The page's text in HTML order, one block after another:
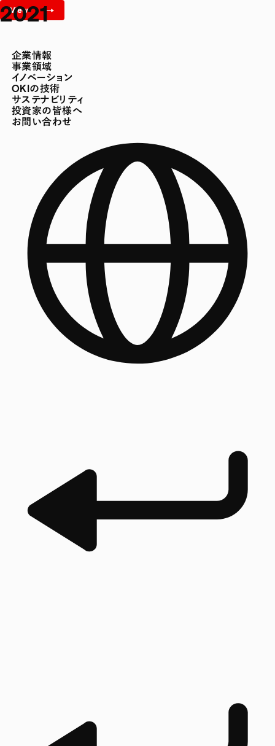
企業情報
事業領域
イノベーション
OKIの技術
サステナビリティ
投資家の皆様へ
お問い合わせ
2021